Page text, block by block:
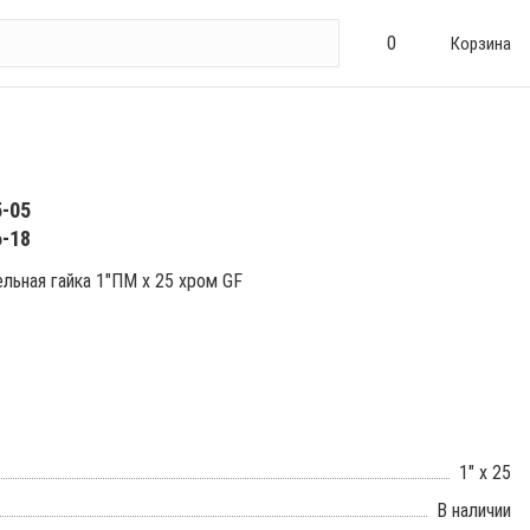
0 Корзина
05
18
гайка 1"ПМ х 25 хром GF
1" x 25
В наличии